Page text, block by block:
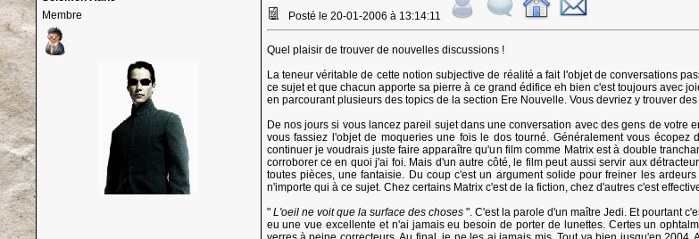
Membre
Posté le 20-01-2006 à 13:14:11
Quel plaisir de trouver de nouvelles discussions !
La teneur véritable de cette notion subjective de réalité a fait l'objet de conversations
ce sujet et que chacun apporte sa pierre à ce grand édifice eh bien c'est toujours avec
en parcourant plusieurs des topics de la section Ere Nouvelle. Vous devriez y trouver
De nos jours si vous lancez pareil sujet dans une conversation avec des gens de
vous fassiez l'objet de moqueries une fois le dos tourné. Généralement vous
continuer je voudrais juste faire apparaître qu'un film comme Matrix est à double
corroborer ce en quoi j'ai foi. Mais d'un autre côté, le film peut aussi servir aux
toutes pièces, une fantaisie. Du coup c'est un argument solide pour freiner les
n'importe qui à ce sujet. Chez certains Matrix c'est de la fiction, chez d'autres c'est
"L'oeil ne voit que la surface des choses ". C'est la parole d'un maître Jedi. Et pourtant
eu une vue excellente et n'ai jamais eu besoin de porter de lunettes. Certes un